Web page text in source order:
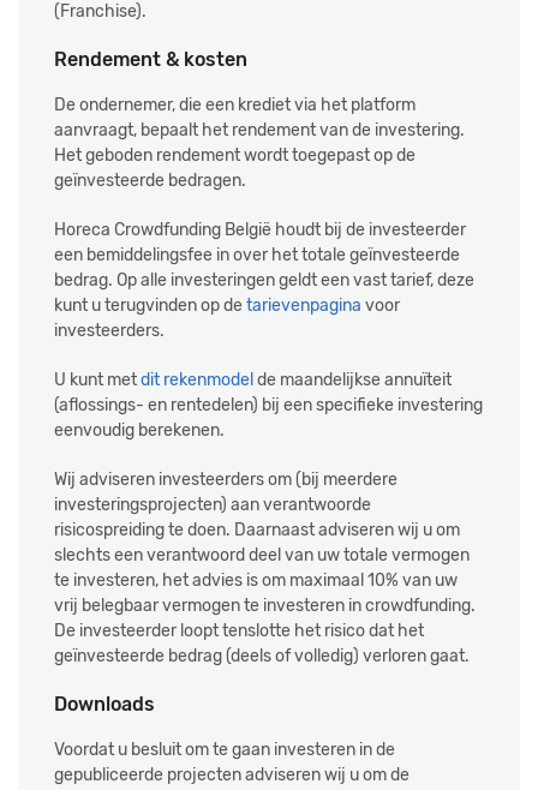
(Franchise).
Rendement & kosten
De ondernemer, die een krediet via het platform
aanvraagt, bepaalt het rendement van de investering.
Het geboden rendement wordt toegepast op de
geïnvesteerde bedragen.
Horeca Crowdfunding België houdt bij de investeerder
een bemiddelingsfee in over het totale geïnvesteerde
bedrag. Op alle investeringen geldt een vast tarief, deze
kunt u terugvinden op detarievenpagina voor
investeerders.
U kunt metdit rekenmodel de maandelijkse annuïteit
(aflossings- en rentedelen) bij een specifieke investering
eenvoudig berekenen.
Wij adviseren investeerders om (bij meerdere
investeringsprojecten) aan verantwoorde
risicospreiding te doen. Daarnaast adviseren wij u om
slechts een verantwoord deel van uw totale vermogen
te investeren, het advies is om maximaal 10% van uw
vrij belegbaar vermogen te investeren in crowdfunding.
De investeerder loopt tenslotte het risico dat het
geïnvesteerde bedrag (deels of volledig) verloren gaat.
Downloads
Voordat u besluit om te gaan investeren in de
gepubliceerde projecten adviseren wij u om de